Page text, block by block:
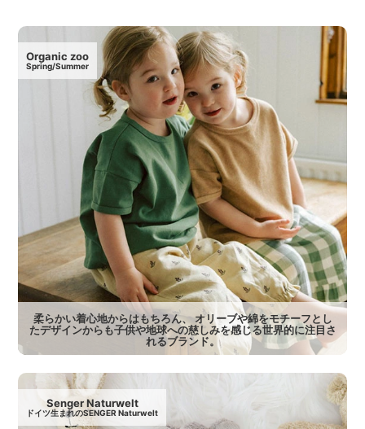
Organic zoo
Spring/Summer
柔らかい着心地からはもちろん、 オリーブや綿をモチーフとし
たデザインからも子供や地球への慈しみを感じる世界的に注目さ
れるブランド。
Senger Naturwelt
ドイツ生まれのSENGER Naturwelt